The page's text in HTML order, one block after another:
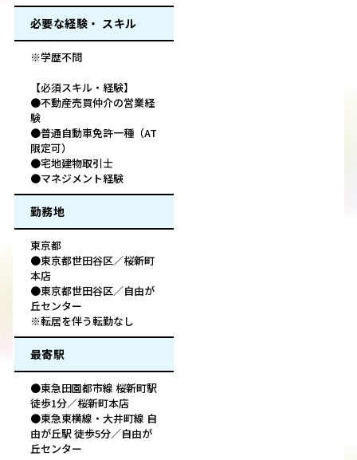
必要な経験・ スキル
※学歴不問
【必須スキル・経験】
●不動産売買仲介の営業経
験
●普通自動車免許一種（AT
限定可）
●宅地建物取引士
●マネジメント経験
勤務地
東京都
●東京都世田谷区／桜新町
本店
●東京都世田谷区／自由が
丘センター
※転居を伴う転勤なし
最寄駅
●東急田園都市線 桜新町駅
徒歩1分／桜新町本店
●東急東横線・大井町線 自
由が丘駅 徒歩5分／自由が
丘センター